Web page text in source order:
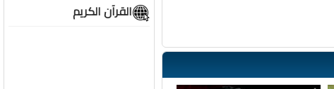
القرآن الكريم